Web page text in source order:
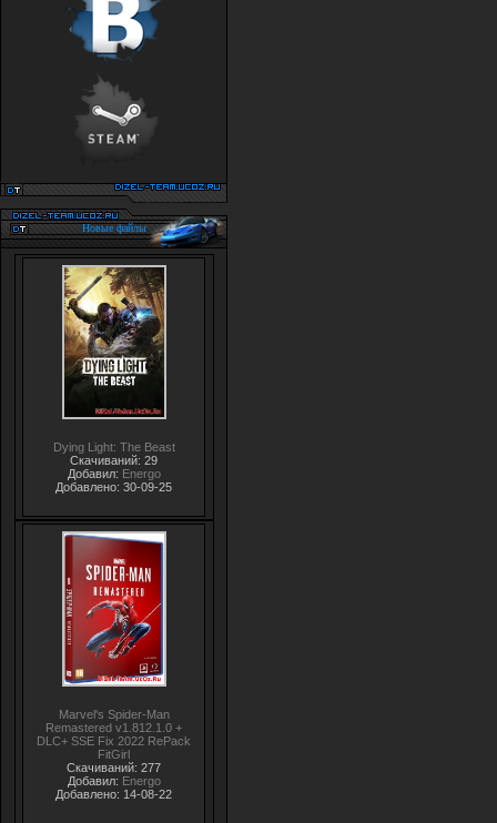
Новые файлы
Dying Light: The Beast
Скачиваний: 29
Добавил: Energo
Добавлено: 30-09-25
Marvel's Spider-Man
Remastered v1.812.1.0 +
DLC+ SSE Fix 2022 RePack
FitGirl
Скачиваний: 277
Добавил: Energo
Добавлено: 14-08-22